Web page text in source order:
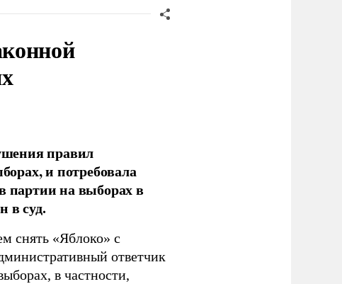
правил
и потребовала
партии на выборах в
в суд.
снять «Яблоко» с
ответчик
в частности,